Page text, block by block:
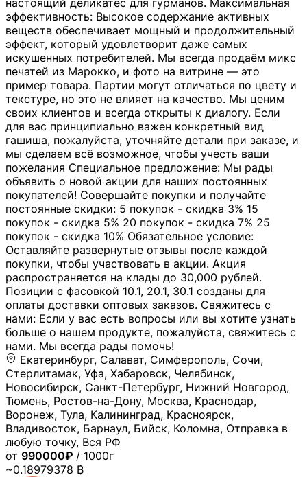
настоящий деликатес для гурманов. Максимальная
эффективность: Высокое содержание активных
веществ обеспечивает мощный и продолжительный
эффект, который удовлетворит даже самых
искушенных потребителей. Мы всегда продаём микс
печатей из Марокко, и фото на витрине — это
пример товара. Партии могут отличаться по цвету и
текстуре, но это не влияет на качество. Мы ценим
своих клиентов и всегда открыты к диалогу. Если
для вас принципиально важен конкретный вид
гашиша, пожалуйста, уточняйте детали при заказе, и
мы сделаем всё возможное, чтобы учесть ваши
пожелания Специальное предложение: Мы рады
объявить о новой акции для наших постоянных
покупателей! Совершайте покупки и получайте
постоянные скидки: 5 покупок - скидка 3% 15
покупок - скидка 5% 20 покупок - скидка 7% 25
покупок - скидка 10% Обязательное условие:
Оставляйте развернутые отзывы после каждой
покупки, чтобы участвовать в акции. Акция
распространяется на клады до 30,000 рублей.
Позиции с фасовкой 10.1, 20.1, 30.1 созданы для
оплаты доставки оптовых заказов. Свяжитесь с
нами: Если у вас есть вопросы или вы хотите узнать
больше о нашем продукте, пожалуйста, свяжитесь с
нами. Мы всегда рады помочь!
Екатеринбург, Салават, Симферополь, Сочи,
Стерлитамак, Уфа, Хабаровск, Челябинск,
Новосибирск, Санкт-Петербург, Нижний Новгород,
Тюмень, Ростов-на-Дону, Москва, Краснодар,
Воронеж, Тула, Калининград, Красноярск,
Владивосток, Барнаул, Бийск, Коломна, Отправка в
любую точку, Вся РФ
от 990000₽ / 1000г
~0.18979378 ₿